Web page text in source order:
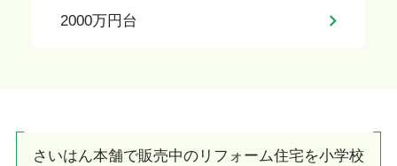
2000万円台
さいはん本舗で販売中のリフォーム住宅を小学校